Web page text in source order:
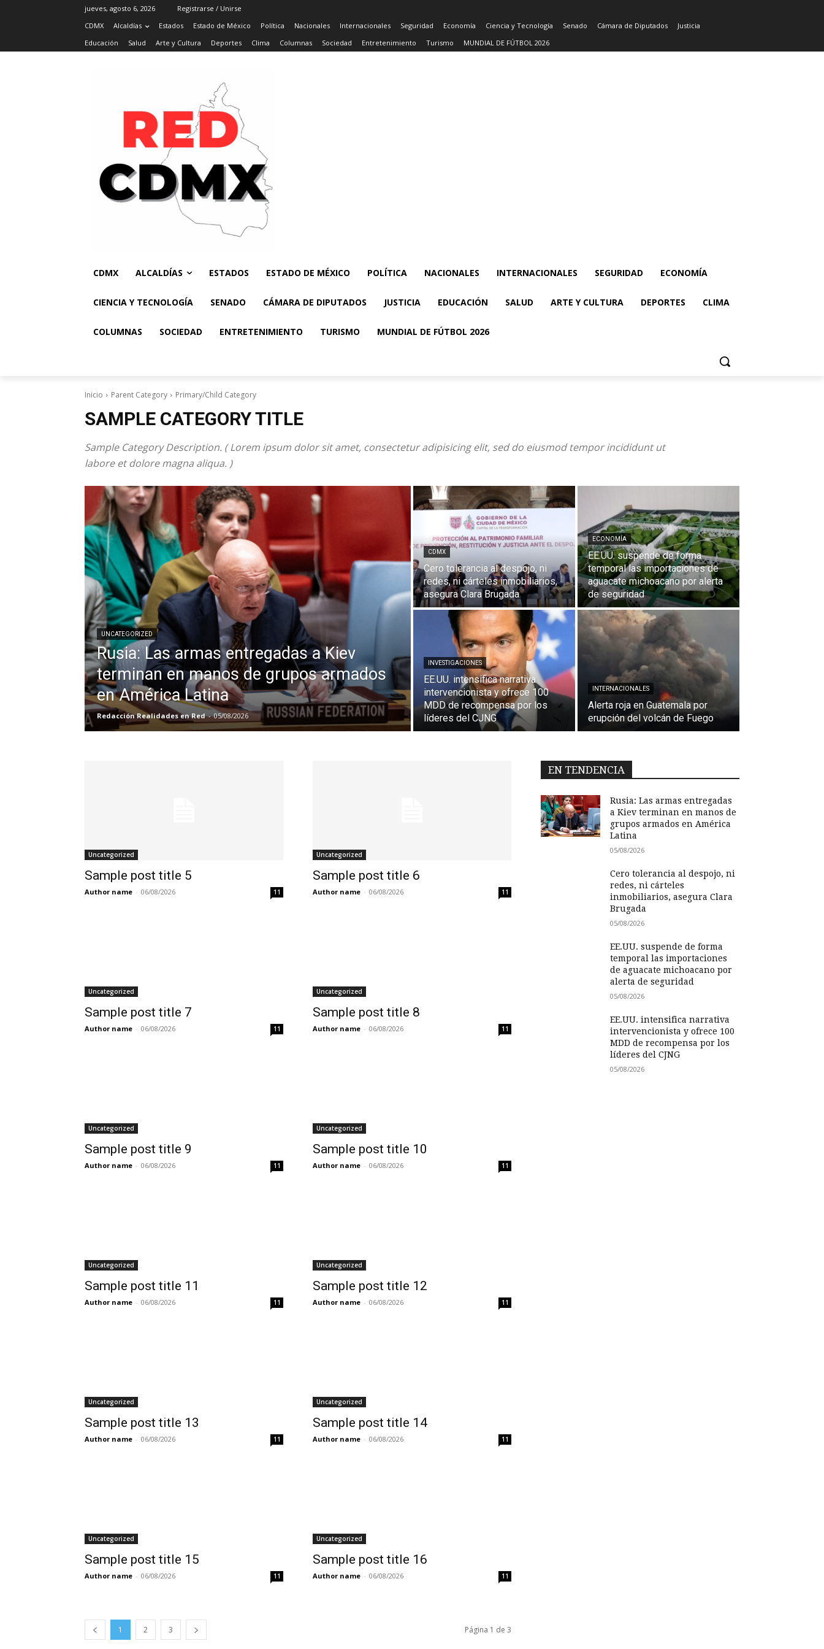
jueves, agosto 6, 2026
Registrarse / Unirse
CDMX
Alcaldías Estados Estado de México Política Nacionales Internacionales Seguridad Economía Ciencia y Tecnología Senado Cámara de Diputados
Justicia
Educación
Salud Arte y Cultura Deportes Clima Columnas Sociedad Entretenimiento Turismo MUNDIAL DE FÚTBOL 2026
CDMX ALCALDÍAS ESTADOS ESTADO DE MÉXICO POLÍTICA NACIONALES INTERNACIONALES SEGURIDAD ECONOMÍA
CIENCIA Y TECNOLOGÍA SENADO CÁMARA DE DIPUTADOS JUSTICIA EDUCACIÓN SALUD ARTE Y CULTURA DEPORTES CLIMA
COLUMNAS SOCIEDAD ENTRETENIMIENTO TURISMO MUNDIAL DE FÚTBOL 2026
Inicio Parent Category Primary/Child Category
SAMPLE CATEGORY TITLE
Sample Category Description. ( Lorem ipsum dolor sit amet, consectetur adipisicing elit, sed do eiusmod tempor incididunt ut
labore et dolore magna aliqua. )
UNCATEGORIZED
Rusia: Las armas entregadas a Kiev
terminan en manos de grupos armados
en América Latina
Redacción Realidades en Red - 05/08/2026
CDMX
Cero tolerancia al despojo, ni
redes, ni cárteles inmobiliarios,
asegura Clara Brugada
ECONOMÍA
EE.UU. suspende de forma
temporal las importaciones de
aguacate michoacano por alerta
de seguridad
INVESTIGACIONES
EE.UU. intensifica narrativa
intervencionista y ofrece 100
MDD de recompensa por los
líderes del CJNG
INTERNACIONALES
Alerta roja en Guatemala por
erupción del volcán de Fuego
Uncategorized
Sample post title 5
Author name - 06/08/2026 11
Uncategorized
Sample post title 6
Author name - 06/08/2026 11
Uncategorized
Sample post title 7
Author name - 06/08/2026 11
Uncategorized
Sample post title 8
Author name - 06/08/2026 11
Uncategorized
Sample post title 9
Author name - 06/08/2026 11
Uncategorized
Sample post title 10
Author name - 06/08/2026 11
Uncategorized
Sample post title 11
Author name - 06/08/2026 11
Uncategorized
Sample post title 12
Author name - 06/08/2026 11
Uncategorized
Sample post title 13
Author name - 06/08/2026 11
Uncategorized
Sample post title 14
Author name - 06/08/2026 11
Uncategorized
Sample post title 15
Author name - 06/08/2026 11
Uncategorized
Sample post title 16
Author name - 06/08/2026 11
1 2 3 Página 1 de 3
EN TENDENCIA
Rusia: Las armas entregadas
a Kiev terminan en manos de
grupos armados en América
Latina
05/08/2026
Cero tolerancia al despojo, ni
redes, ni cárteles
inmobiliarios, asegura Clara
Brugada
05/08/2026
EE.UU. suspende de forma
temporal las importaciones
de aguacate michoacano por
alerta de seguridad
05/08/2026
EE.UU. intensifica narrativa
intervencionista y ofrece 100
MDD de recompensa por los
líderes del CJNG
05/08/2026